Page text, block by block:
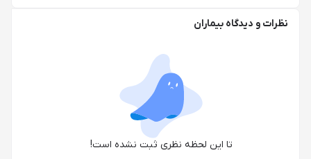
نظرات و دیدگاه بیماران
تا این لحظه نظری ثبت نشده است!